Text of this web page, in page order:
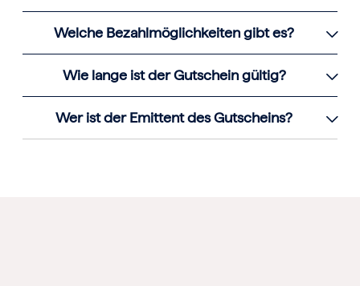
Welche Bezahlmöglichkeiten gibt es?
Wie lange ist der Gutschein gültig?
Wer ist der Emittent des Gutscheins?